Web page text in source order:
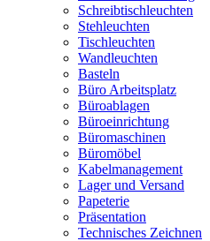
Schreibtischleuchten
Stehleuchten
Tischleuchten
Wandleuchten
Basteln
Büro Arbeitsplatz
Büroablagen
Büroeinrichtung
Büromaschinen
Büromöbel
Kabelmanagement
Lager und Versand
Papeterie
Präsentation
Technisches Zeichnen